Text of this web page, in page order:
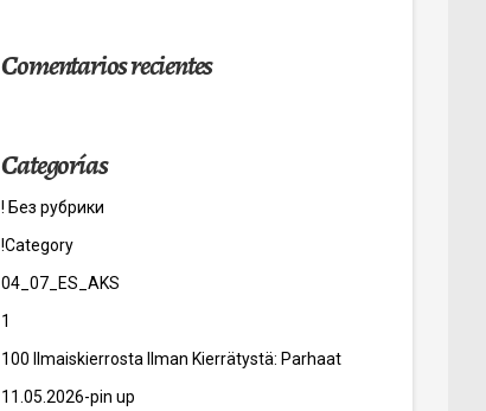
Comentarios recientes
Categorías
! Без рубрики
!Category
04_07_ES_AKS
1
100 Ilmaiskierrosta Ilman Kierrätystä: Parhaat
11.05.2026-pin up